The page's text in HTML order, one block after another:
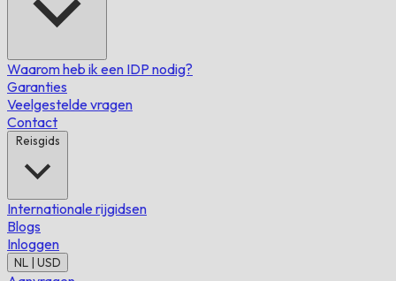
Waarom heb ik een IDP nodig?
Garanties
Veelgestelde vragen
Contact
Reisgids
Internationale rijgidsen
Blogs
Inloggen
NL | USD